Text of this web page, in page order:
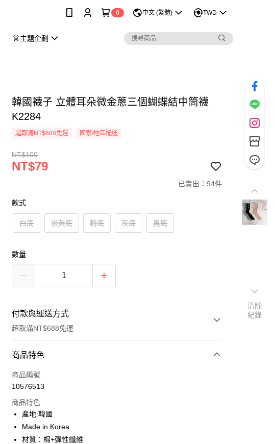
0 中文 (繁體) TWD
👗主題企劃
韓國襪子 立體耳朵微金蔥三個蝴蝶結中筒襪
K2284
超取滿NT$688免運 國家/地區配送
NT$100
NT$79
已賣出：94件
款式
白底 米黃底 粉底 灰底 黑底
數量
付款與運送方式
超取滿NT$688免運
付款方式
信用卡一次付款
LINE Pay
Apple Pay
商品特色
商品編號
10576513
商品特色
產地:韓國
Made in Korea
材質：棉+彈性纖維
清除
紀錄